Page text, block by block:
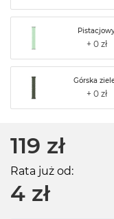
Górska
119 zł
Rata już od:
4 zł